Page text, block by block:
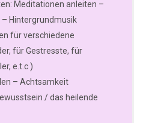
Meditationen anleiten –
Hintergrundmusik
für verschiedene
für Gestresste, für
e.t.c )
– Achtsamkeit
/ das heilende